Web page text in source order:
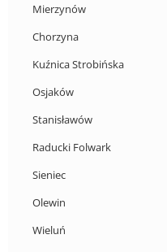
Mierzynów
Chorzyna
Kuźnica Strobińska
Osjaków
Stanisławów
Raducki Folwark
Sieniec
Olewin
Wieluń